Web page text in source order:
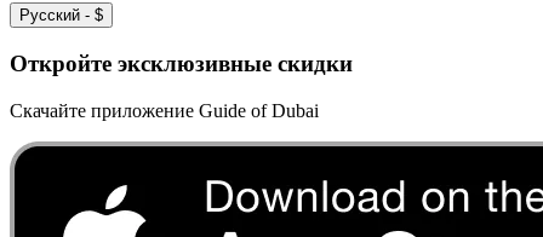
Русский - $
Откройте эксклюзивные скидки
Скачайте приложение Guide of Dubai